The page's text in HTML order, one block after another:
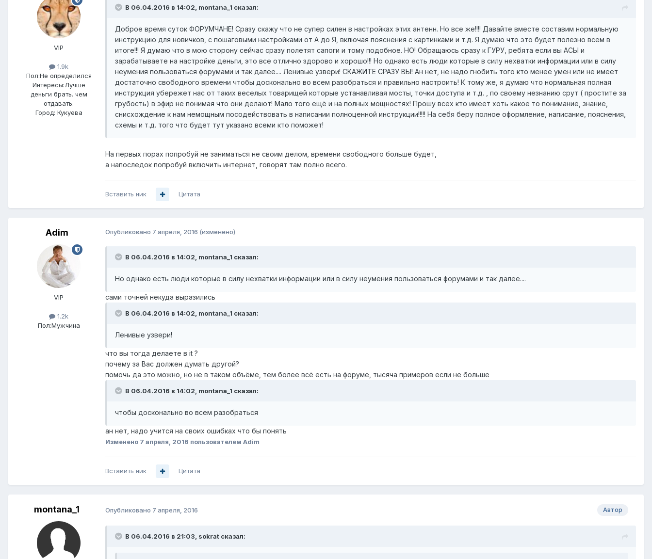
VIP
1.9k
Пол:Не определился
Интересы:Лучше
деньги брать. чем
отдавать.
Город: Кукуева
В 06.04.2016 в 14:02, montana_1 сказал:
Доброе время суток ФОРУМЧАНЕ! Сразу скажу что не супер силен в настройках этих антенн. Но все же!!!! Давайте вместе составим нормальную
инструкцию для новичков, с пошаговыми настройками от А до Я, включая пояснения с картинками и т.д. Я думаю что это будет полезно всем в
итоге!!! Я думаю что в мою сторону сейчас сразу полетят сапоги и тому подобное. НО! Обращаюсь сразу к ГУРУ, ребята если вы АСЫ и
зарабатываете на настройке деньги, это все отлично здорово и хорошо!!! Но однако есть люди которые в силу нехватки информации или в силу
неумения пользоваться форумами и так далее.... Ленивые узвери! СКАЖИТЕ СРАЗУ ВЫ! Ан нет, не надо гнобить того кто менее умен или не имеет
достаточно свободного времени чтобы досконально во всем разобраться и правильно настроить! К тому же, я думаю что нормальная полная
инструкция убережет нас от таких веселых товарищей которые устанавливая мосты, точки доступа и т.д. , по своему незнанию срут ( простите за
грубость) в эфир не понимая что они делают! Мало того ещё и на полных мощностях! Прошу всех кто имеет хоть какое то понимание, знание,
снисхождение к нам немощным посодействовать в написании полноценной инструкции!!!!! На себя беру полное оформление, написание, пояснения,
схемы и т.д. того что будет тут указано всеми кто поможет!
На первых порах попробуй не заниматься не своим делом, времени свободного больше будет,
а напоследок попробуй включить интернет, говорят там полно всего.
Вставить ник Цитата
Adim
VIP
1.2k
Пол:Мужчина
Опубликовано 7 апреля, 2016 (изменено)
В 06.04.2016 в 14:02, montana_1 сказал:
Но однако есть люди которые в силу нехватки информации или в силу неумения пользоваться форумами и так далее....
сами точней некуда выразились
В 06.04.2016 в 14:02, montana_1 сказал:
Ленивые узвери!
что вы тогда делаете в it ?
почему за Вас должен думать другой?
помочь да это можно, но не в таком объёме, тем более всё есть на форуме, тысяча примеров если не больше
В 06.04.2016 в 14:02, montana_1 сказал:
чтобы досконально во всем разобраться
ан нет, надо учится на своих ошибках что бы понять
Изменено 7 апреля, 2016 пользователем Adim
Вставить ник Цитата
montana_1 Автор
Опубликовано 7 апреля, 2016
В 06.04.2016 в 21:03, sokrat сказал: